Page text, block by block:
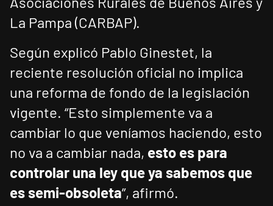
La Pampa (CARBAP).
Según explicó Pablo Ginestet, la
reciente resolución oficial no implica
una reforma de fondo de la legislación
vigente. “Esto simplemente va a
cambiar lo que veníamos haciendo, esto
no va a cambiar nada, esto es para
controlar una ley que ya sabemos que
es semi-obsoleta”, afirmó.